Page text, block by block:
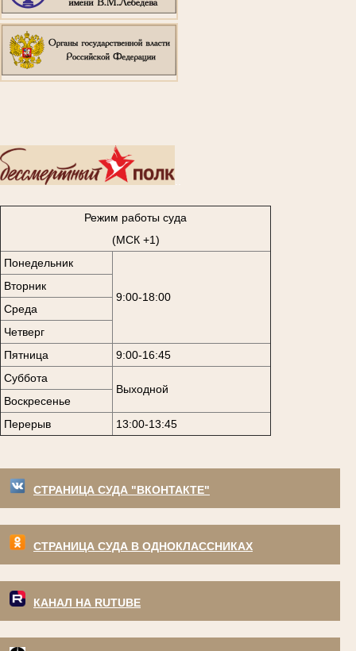
Режим работы суда
(МСК +1)
Понедельник
9:00-18:00
Вторник
Среда
Четверг
Пятница
9:00-16:45
Суббота
Выходной
Воскресенье
Перерыв
13:00-13:45
СТРАНИЦА СУДА "ВКОНТАКТЕ"
СТРАНИЦА СУДА В ОДНОКЛАССНИКАХ
КАНАЛ НА RUTUBE